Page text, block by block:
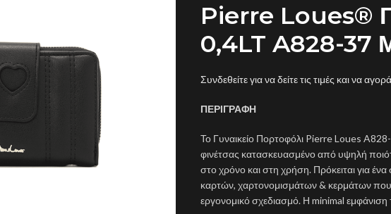
Pierre Loues®
0,4LT A828-37
Συνδεθείτε για να δείτε τις τιμές και να
ΠΕΡΙΓΡΑΦΗ
Το Γυναικείο Πορτοφόλι Pierre Loues
φινέτσας κατασκευασμένο από υψηλή
στο χρόνο και στη χρήση. Πρόκειται για
καρτών, χαρτονομισμάτων & κερμάτων που
εργονομικό σχεδιασμό. Η minimal